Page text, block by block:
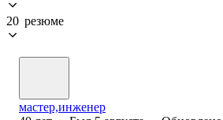
20 резюме
мастер,инженер